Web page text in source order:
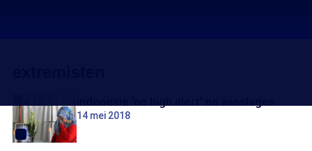
14 mei 2018